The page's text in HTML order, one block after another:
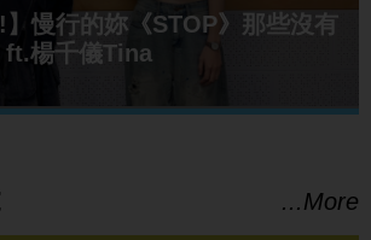
!】慢行的妳《STOP》那些沒有
ft.楊千儀Tina
...More